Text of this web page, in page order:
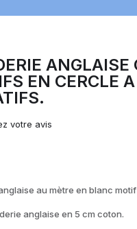
EN CERCLE
votre avis
au mètre en blanc
anglaise en 5 cm coton.